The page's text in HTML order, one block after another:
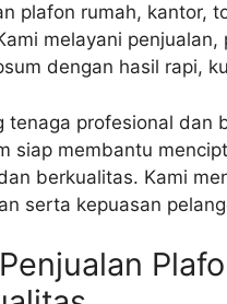
plafon rumah, kantor,
melayani
dengan hasil rapi,
tenaga profesional dan
siap membantu
berkualitas. Kami
serta kepuasan